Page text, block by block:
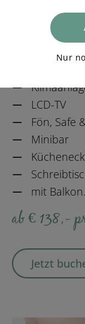
mit
ca. 34 m²
LCD-TV
Fön, Safe
Minibar
mit Balkon.
ab € 138,-
Jetzt
Nur